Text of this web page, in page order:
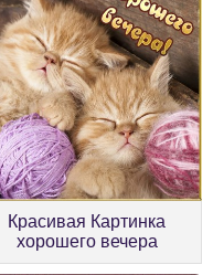
Красивая Картинка
хорошего вечера